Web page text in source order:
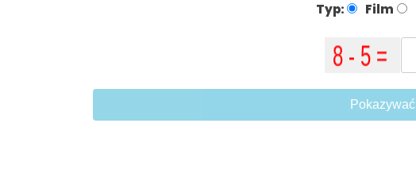
Typ: Film
Pokazywać